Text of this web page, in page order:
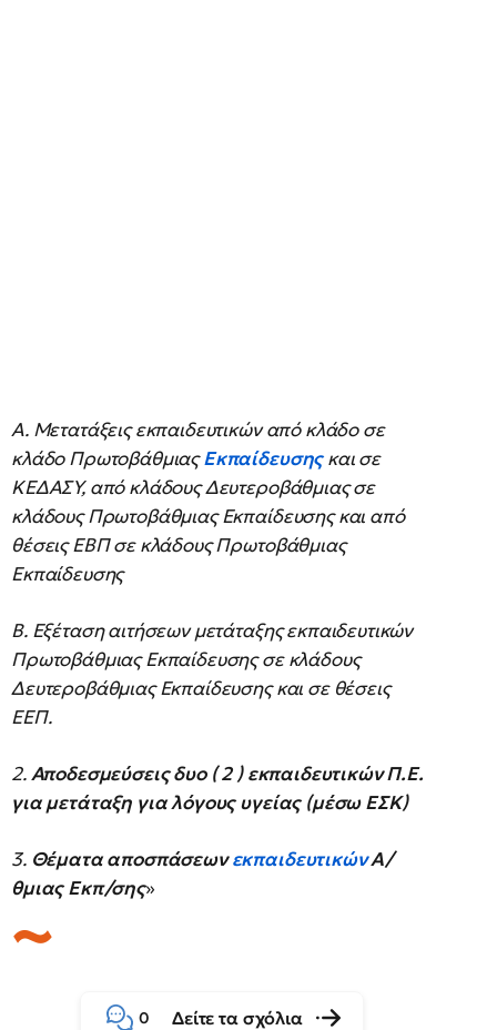
Α. Μετατάξεις εκπαιδευτικών από κλάδο σε
κλάδο ΠρωτοβάθμιαςΕκπαίδευσηςκαι σε
ΚΕΔΑΣΥ, από κλάδους Δευτεροβάθμιας σε
κλάδους Πρωτοβάθμιας Εκπαίδευσης και από
θέσεις ΕΒΠ σε κλάδους Πρωτοβάθμιας
Εκπαίδευσης
Β. Εξέταση αιτήσεων μετάταξης εκπαιδευτικών
Πρωτοβάθμιας Εκπαίδευσης σε κλάδους
Δευτεροβάθμιας Εκπαίδευσης και σε θέσεις
ΕΕΠ.
2.Αποδεσμεύσεις δυο ( 2 ) εκπαιδευτικών Π.Ε.
για μετάταξη για λόγους υγείας (μέσω ΕΣΚ)
3. Θέματα αποσπάσεωνεκπαιδευτικώνΑ/
θμιας Εκπ/σης»
0 Δείτε τα σχόλια